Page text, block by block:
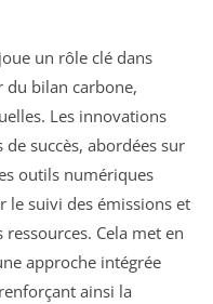
un rôle clé dans
du bilan carbone,
Les innovations
succès, abordées sur
outils numériques
le suivi des émissions et
Cela met en
approche intégrée
ainsi la